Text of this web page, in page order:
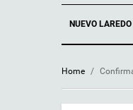
NUEVO LAREDO
Home /